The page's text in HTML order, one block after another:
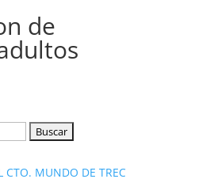
de
CTO. MUNDO DE TREC